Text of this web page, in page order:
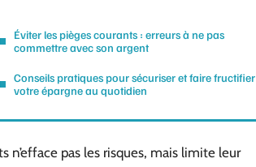
Éviter les pièges courants : erreurs à ne pas
commettre avec son argent
Conseils pratiques pour sécuriser et faire fructifier
votre épargne au quotidien
n’efface pas les risques, mais limite leur